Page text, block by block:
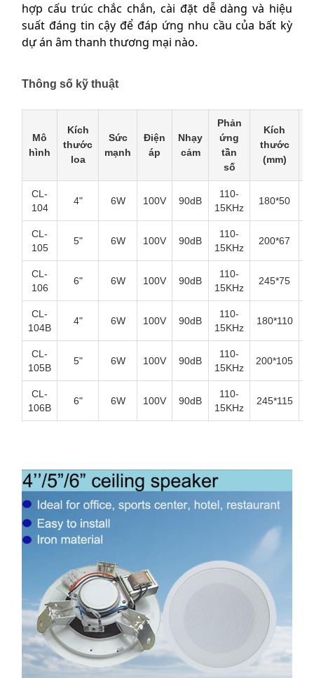
hợp cấu trúc chắc chắn, cài đặt dễ dàng và hiệu
suất đáng tin cậy để đáp ứng nhu cầu của bất kỳ
dự án âm thanh thương mại nào.
Thông số kỹ thuật
Mô
hình
Kích
thước
loa
Sức
mạnh
Điện
áp
Nhạy
cảm
Phản
ứng
tần
số
Kích
thước
(mm)
CL-
104
4" 6W 100V 90dB
110-
15KHz
180*50
CL-
105
5" 6W 100V 90dB
110-
15KHz
200*67
CL-
106
6" 6W 100V 90dB
110-
15KHz
245*75
CL-
104B
4" 6W 100V 90dB
110-
15KHz
180*110
CL-
105B
5" 6W 100V 90dB
110-
15KHz
200*105
CL-
106B
6" 6W 100V 90dB
110-
15KHz
245*115